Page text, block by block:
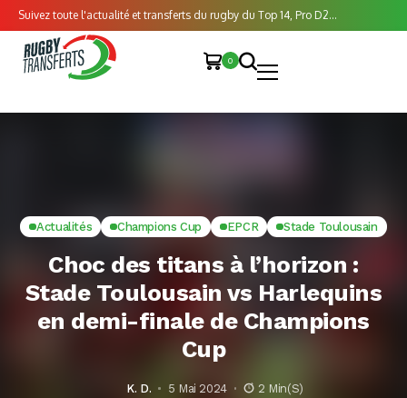
Suivez toute l'actualité et transferts du rugby du Top 14, Pro D2...
0
Actualités Champions Cup EPCR Stade Toulousain
Choc des titans à l’horizon :
Stade Toulousain vs Harlequins
en demi-finale de Champions
Cup
K. D. 5 Mai 2024 2 Min(s)